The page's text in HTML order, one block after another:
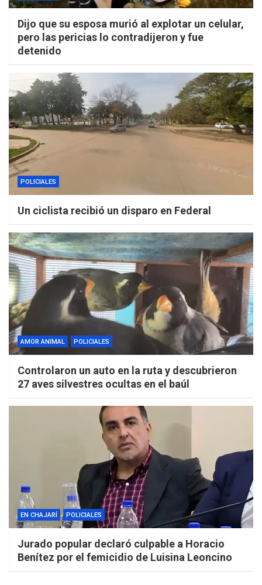
Dijo que su esposa murió al explotar un celular,
pero las pericias lo contradijeron y fue
detenido
POLICIALES
Un ciclista recibió un disparo en Federal
AMOR ANIMAL POLICIALES
Controlaron un auto en la ruta y descubrieron
27 aves silvestres ocultas en el baúl
EN CHAJARÍ POLICIALES
Jurado popular declaró culpable a Horacio
Benítez por el femicidio de Luisina Leoncino